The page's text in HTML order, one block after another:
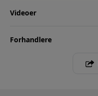
Videoer
Forhandlere